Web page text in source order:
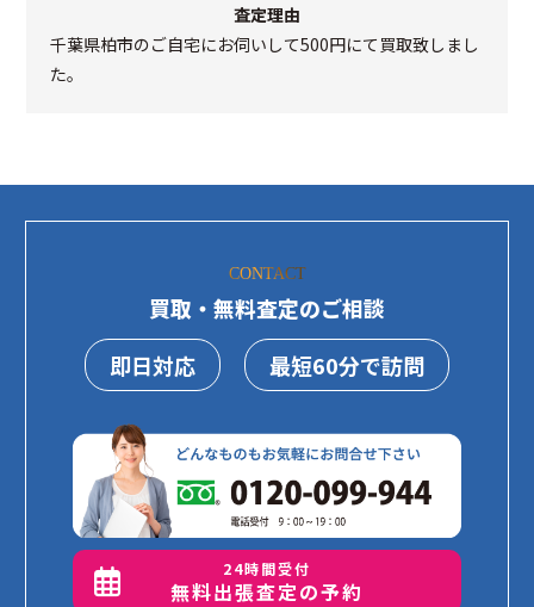
査定理由
千葉県柏市のご自宅にお伺いして500円にて買取致しまし
た。
CONTACT
買取・無料査定のご相談
即日対応
最短60分で訪問
24時間受付
無料出張査定の予約